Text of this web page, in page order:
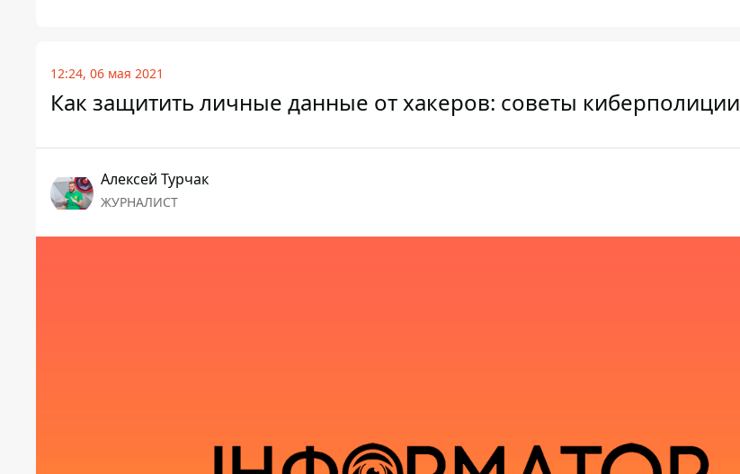
12:24, 06 мая 2021
Как защитить личные данные от хакеров: советы киберполиции
Алексей Турчак
ЖУРНАЛИСТ